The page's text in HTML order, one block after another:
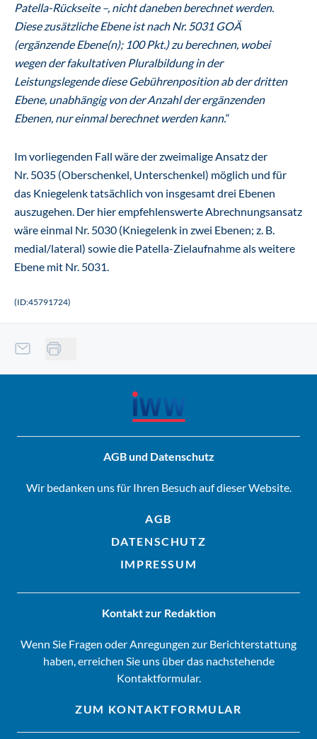
Patella-Rückseite –, nicht daneben berechnet werden.
Diese zusätzliche Ebene ist nach Nr. 5031 GOÄ
(ergänzende Ebene(n); 100 Pkt.) zu berechnen, wobei
wegen der fakultativen Pluralbildung in der
Leistungslegende diese Gebührenposition ab der dritten
Ebene, unabhängig von der Anzahl der ergänzenden
Ebenen, nur einmal berechnet werden kann.“
Im vorliegenden Fall wäre der zweimalige Ansatz der
Nr. 5035 (Oberschenkel, Unterschenkel) möglich und für
das Kniegelenk tatsächlich von insgesamt drei Ebenen
auszugehen. Der hier empfehlenswerte Abrechnungsansatz
wäre einmal Nr. 5030 (Kniegelenk in zwei Ebenen; z. B.
medial/lateral) sowie die Patella-Zielaufnahme als weitere
Ebene mit Nr. 5031.
(ID:45791724)
AGB und Datenschutz
Wir bedanken uns für Ihren Besuch auf dieser Website.
AGB
DATENSCHUTZ
IMPRESSUM
Kontakt zur Redaktion
Wenn Sie Fragen oder Anregungen zur Berichterstattung
haben, erreichen Sie uns über das nachstehende
Kontaktformular.
ZUM KONTAKTFORMULAR